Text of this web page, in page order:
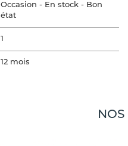
Occasion - En stock - Bon
état
1
12 mois
NOS